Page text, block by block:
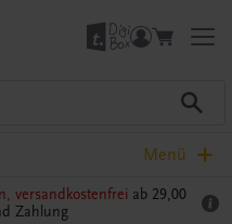
Menü
versandkostenfrei ab 29,00
Zahlung